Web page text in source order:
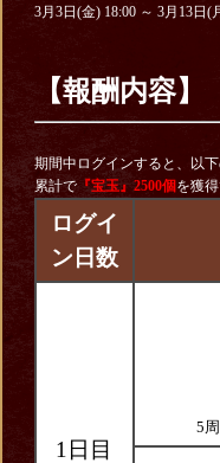
3月3日(金) 18:00 ～ 3月13日(
【報酬内容】
期間中ログインすると、以
累計で『宝玉』2500個 を獲得
ログイ
ン日数
1日目
5